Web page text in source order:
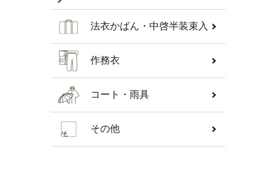
法衣かばん・中啓半装束入
作務衣
コート・雨具
その他